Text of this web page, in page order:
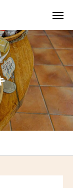
LINE